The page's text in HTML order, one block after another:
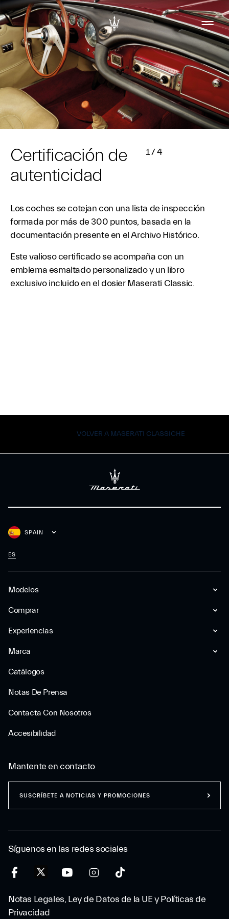
Certificación de
autenticidad
1/4
Los coches se cotejan con una lista de inspección
formada por más de 300 puntos, basada en la
documentación presente en el Archivo Histórico.
Este valioso certificado se acompaña con un
emblema esmaltado personalizado y un libro
exclusivo incluido en el dosier Maserati Classic.
VOLVER A MASERATI CLASSICHE
Modelos
Comprar
Experiencias
Marca
Catálogos
Notas De Prensa
Contacta Con Nosotros
Accesibilidad
SPAIN
ES
Síguenos en las redes sociales
Notas Legales, Ley de Datos de la UE y Políticas de
Privacidad
Mantente en contacto
SUSCRÍBETE A NOTICIAS Y PROMOCIONES